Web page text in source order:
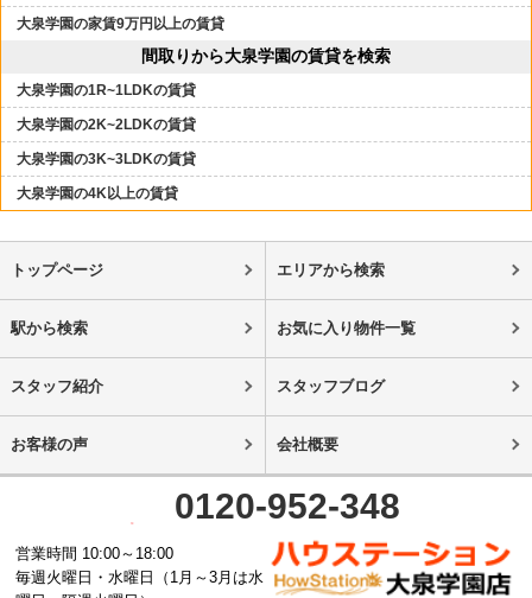
大泉学園の家賃9万円以上の賃貸
間取りから大泉学園の賃貸を検索
大泉学園の1R~1LDKの賃貸
大泉学園の2K~2LDKの賃貸
大泉学園の3K~3LDKの賃貸
大泉学園の4K以上の賃貸
トップページ エリアから検索
駅から検索 お気に入り物件一覧
スタッフ紹介 スタッフブログ
お客様の声 会社概要
0120-952-348
営業時間 10:00～18:00
毎週火曜日・水曜日（1月～3月は水